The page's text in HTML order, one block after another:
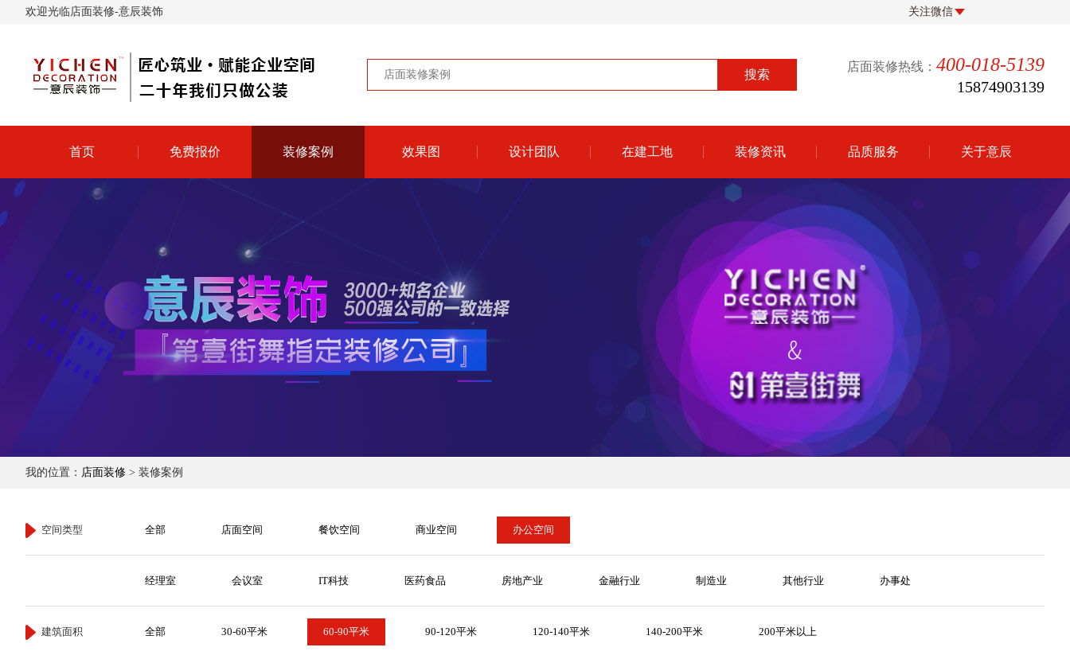
欢迎光临店面装修-意辰装饰 关注微信
店面装修热线： 400-018-5139
15874903139
首页 免费报价 装修案例 效果图 设计团队 在建工地 装修资讯 品质服务 关于意辰
我的位置： 店面装修 > 装修案例
空间类型 全部 店面空间 餐饮空间 商业空间 办公空间
经理室 会议室 IT科技 医药食品 房地产业 金融行业 制造业 其他行业 办事处
建筑面积 全部 30-60平米 60-90平米 90-120平米 120-140平米 140-200平米 200平米以上